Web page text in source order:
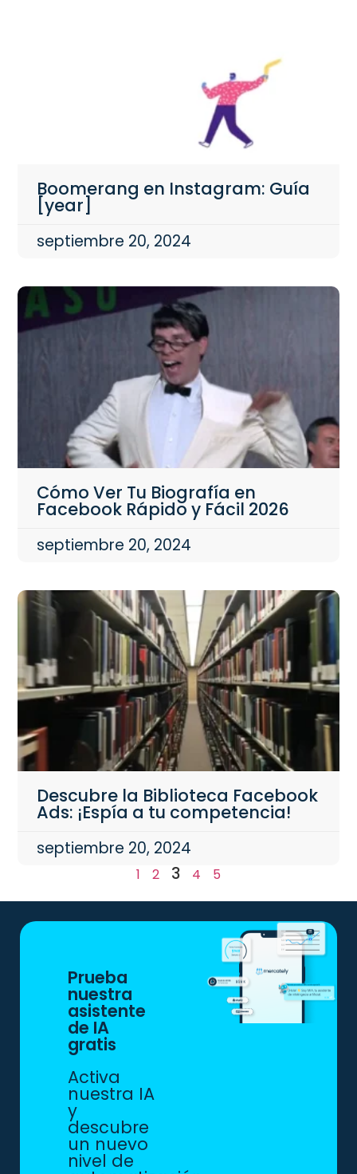
Boomerang en Instagram: Guía
[year]
septiembre 20, 2024
Cómo Ver Tu Biografía en
Facebook Rápido y Fácil 2026
septiembre 20, 2024
Descubre la Biblioteca Facebook
Ads: ¡Espía a tu competencia!
septiembre 20, 2024
1 2 3 4 5
Prueba
nuestra
asistente
de IA
gratis
Activa
nuestra IA
y
descubre
un nuevo
nivel de